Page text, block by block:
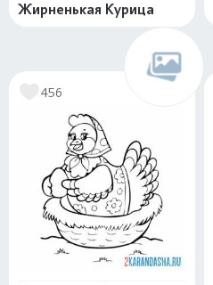
Жирненькая Курица
456